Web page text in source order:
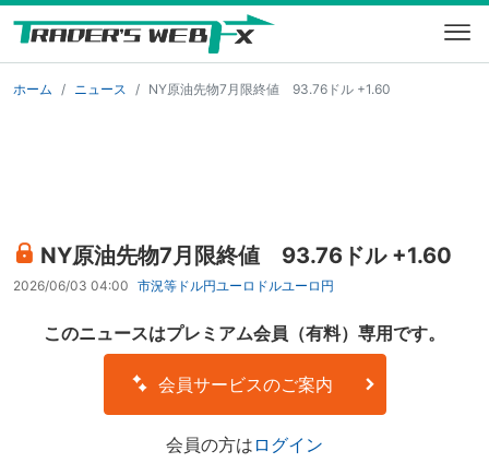
ホーム ニュース NY原油先物7月限終値 93.76ドル +1.60
NY原油先物7月限終値 93.76ドル +1.60
2026/06/03 04:00 市況等 ドル円ユーロドルユーロ円
このニュースはプレミアム会員（有料）専用です。
会員サービスのご案内
会員の方は ログイン